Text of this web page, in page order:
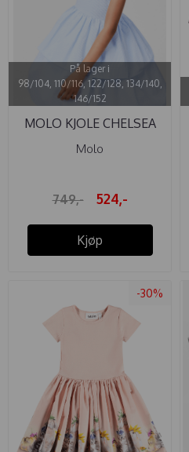
På lager i
98/104, 110/116, 122/128, 134/140,
146/152
MOLO KJOLE CHELSEA
SEA STRIPE
Molo
749,- 524,-
Kjøp
-30%